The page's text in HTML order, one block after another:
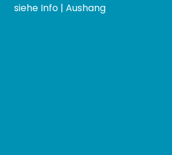
siehe Info | Aushang